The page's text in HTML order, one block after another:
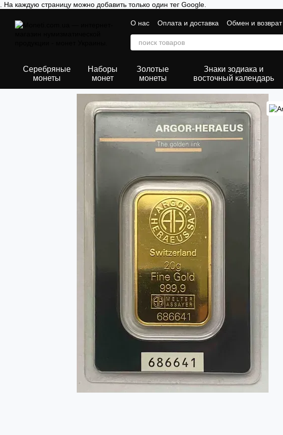
. На каждую страницу можно добавить только один тег Google.
О нас Оплата и доставка Обмен и возврат
Серебряные
монеты
Наборы
монет
Золотые
монеты
Знаки зодиака и
восточный календарь